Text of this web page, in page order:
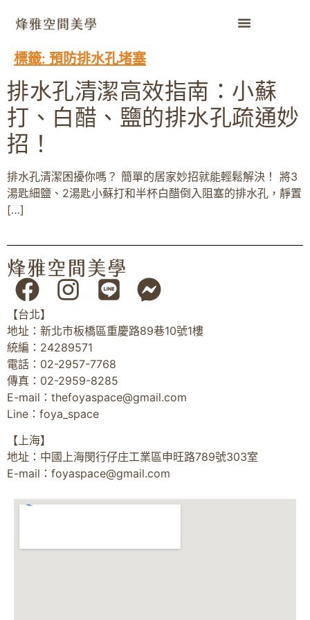
標籤: 預防排水孔堵塞
排水孔清潔高效指南：小蘇
打、白醋、鹽的排水孔疏通妙
招！
排水孔清潔困擾你嗎？ 簡單的居家妙招就能輕鬆解決！ 將3
湯匙細鹽、2湯匙小蘇打和半杯白醋倒入阻塞的排水孔，靜置
[…]
【台北】
地址：新北市板橋區重慶路89巷10號1樓
統編：24289571
電話：02-2957-7768
傳真：02-2959-8285
E-mail： thefoyaspace@gmail.com
Line：foya_space
【上海】
地址：中國上海閔行仔庄工業區申旺路789號303室
E-mail： foyaspace@gmail.com